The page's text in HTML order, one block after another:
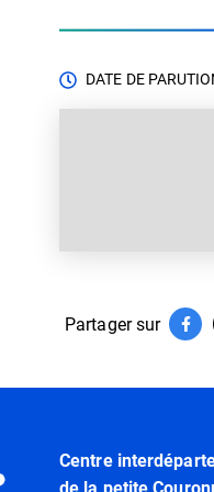
DATE DE
Partager sur
Centre